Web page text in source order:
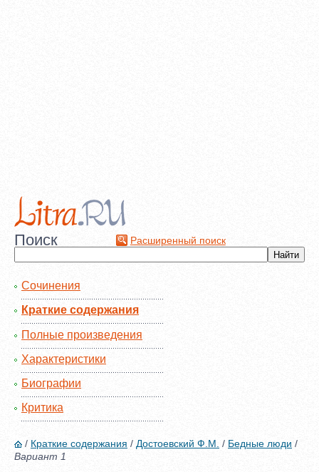
Поиск Расширенный поиск
Сочинения
Краткие содержания
Полные произведения
Характеристики
Биографии
Критика
/ Краткие содержания / Достоевский Ф.М. / Бедные люди /
Вариант 1